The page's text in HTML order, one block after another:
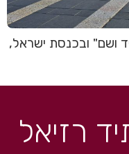
ושם" ובכנסת ישראל,
רזיאל